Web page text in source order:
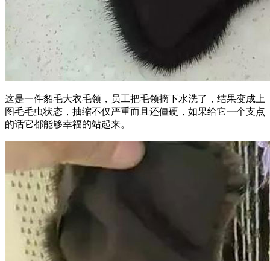
这是一件貂毛大衣毛领，员工把毛领摘下水洗了，结果变成上
图毛毛虫状态，抽缩不仅严重而且还僵硬，如果给它一个支点
的话它都能够幸福的站起来。